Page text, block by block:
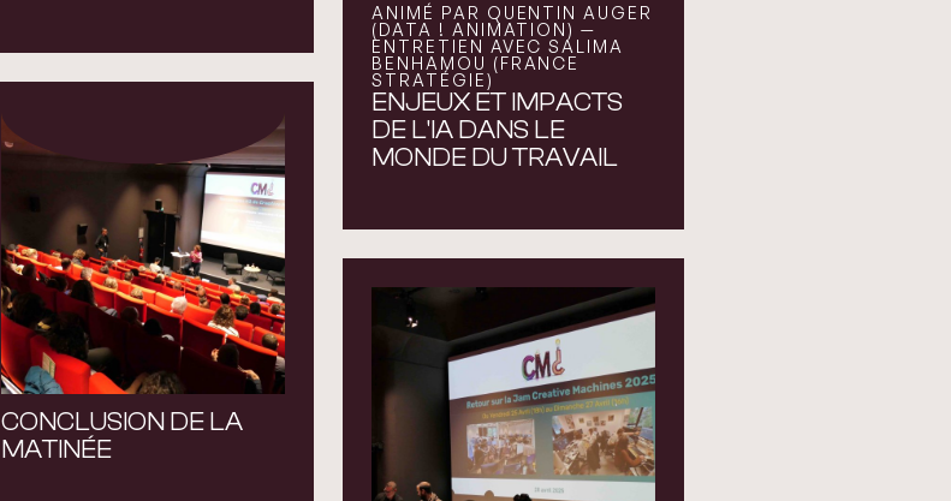
ANIMÉ PAR QUENTIN AUGER
(DATA ! ANIMATION) —
ENTRETIEN AVEC SALIMA
BENHAMOU (FRANCE
STRATÉGIE)
ENJEUX ET IMPACTS
DE L'IA DANS LE
MONDE DU TRAVAIL
CONCLUSION DE LA
MATINÉE